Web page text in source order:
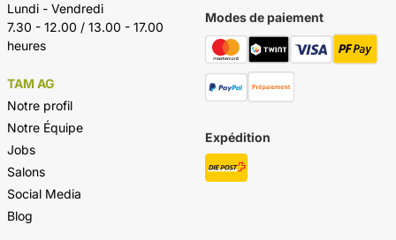
Lundi - Vendredi
7.30 - 12.00 / 13.00 - 17.00
heures
TAM AG
Notre profil
Notre Équipe
Jobs
Salons
Social Media
Blog
Modes de paiement
Expédition